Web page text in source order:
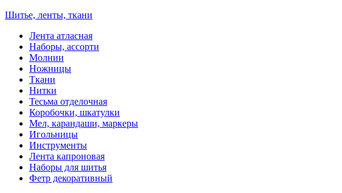
Шитье, ленты, ткани
Лента атласная
Наборы, ассорти
Молнии
Ножницы
Ткани
Нитки
Тесьма отделочная
Коробочки, шкатулки
Мел, карандаши, маркеры
Игольницы
Инструменты
Лента капроновая
Наборы для шитья
Фетр декоративный